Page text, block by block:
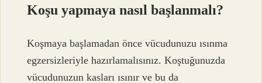
Koşu yapmaya nasıl başlanmalı?
Koşmaya başlamadan önce vücudunuzu ısınma
egzersizleriyle hazırlamalısınız. Koştuğunuzda
vücudunuzun kasları ısınır ve bu da